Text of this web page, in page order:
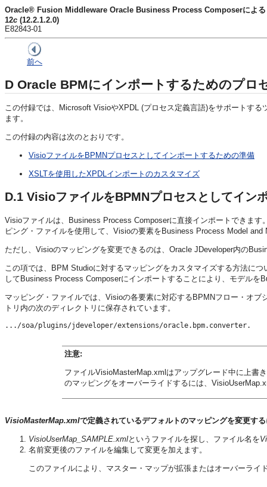
Oracle® Fusion Middleware Oracle Business Process Composerによる
12c (12.2.1.2.0)
E82843-01
前へ
D Oracle BPMにインポートするためのプロ
この付録では、Microsoft VisioやXPDL (プロセス定義言語)をサポートす
ます。
この付録の内容は次のとおりです。
VisioファイルをBPMNプロセスとしてインポートするための準備
XSLTを使用したXPDLインポートのカスタマイズ
D.1 VisioファイルをBPMNプロセスとしてイン
Visioファイルは、Business Process Composerに直接インポートできます
ピング・ファイルを使用して、Visioの要素をBusiness Process Model
ただし、Visioのマッピングを変更できるのは、Oracle JDeveloper内の
この項では、BPM Studioに対するマッピングをカスタマイズする方法に
してBusiness Process Composerにインポートすることにより、モデルを
マッピング・ファイルでは、Visioの各要素に対応するBPMNフロー・オ
トリ内の次のディレクトリに保存されています。
.../soa/plugins/jdeveloper/extensions/oracle.bpm.converter.
注意:
ファイルVisioMasterMap.xmlはアップグレード中に上書
のマッピングをオーバーライドするには、
VisioMasterMap.xmlで定義されているデフォルトのマッピングを変更す
VisioUserMap_SAMPLE.xmlというファイルを探し、ファイル名を
名前変更後のファイルを編集して変更を加えます。
このファイルにより、マスター・マップが拡張またはオーバーライ